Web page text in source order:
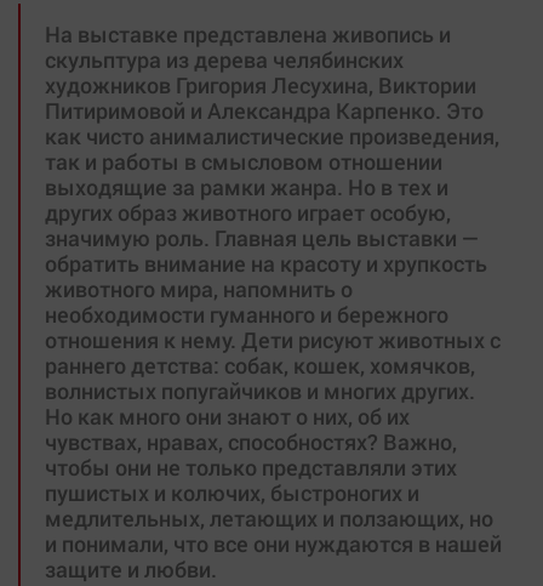
На выставке представлена живопись и
скульптура из дерева челябинских
художников Григория Лесухина, Виктории
Питиримовой и Александра Карпенко. Это
как чисто анималистические произведения,
так и работы в смысловом отношении
выходящие за рамки жанра. Но в тех и
других образ животного играет особую,
значимую роль. Главная цель выставки —
обратить внимание на красоту и хрупкость
животного мира, напомнить о
необходимости гуманного и бережного
отношения к нему. Дети рисуют животных с
раннего детства: собак, кошек, хомячков,
волнистых попугайчиков и многих других.
Но как много они знают о них, об их
чувствах, нравах, способностях? Важно,
чтобы они не только представляли этих
пушистых и колючих, быстроногих и
медлительных, летающих и ползающих, но
и понимали, что все они нуждаются в нашей
защите и любви.